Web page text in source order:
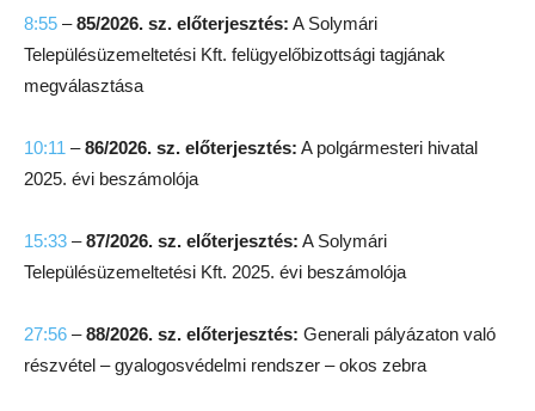
8:55 –85/2026. sz. előterjesztés: A Solymári
Településüzemeltetési Kft. felügyelőbizottsági tagjának
megválasztása
10:11 –86/2026. sz. előterjesztés: A polgármesteri hivatal
2025. évi beszámolója
15:33 –87/2026. sz. előterjesztés: A Solymári
Településüzemeltetési Kft. 2025. évi beszámolója
27:56 –88/2026. sz. előterjesztés: Generali pályázaton való
részvétel – gyalogosvédelmi rendszer – okos zebra